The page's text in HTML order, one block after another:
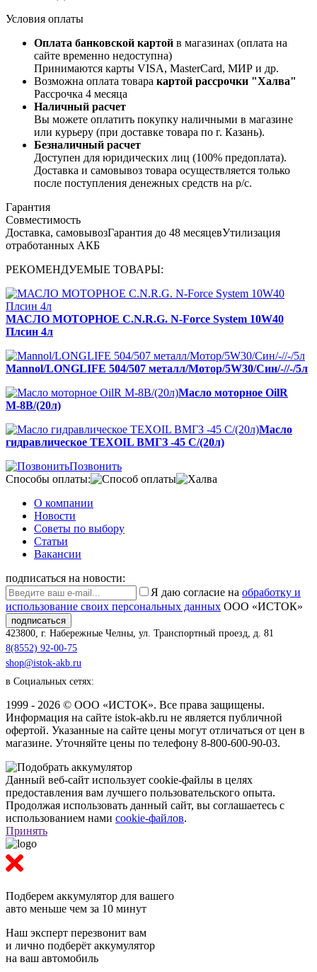
Условия оплаты
Оплата банковской картой в магазинах (оплата на
сайте временно недоступна)
Принимаются карты VISA, MasterCard, МИР и др.
Возможна оплата товара картой рассрочки "Халва"
Рассрочка 4 месяца
Наличный расчет
Вы можете оплатить покупку наличными в магазине
или курьеру (при доставке товара по г. Казань).
Безналичный расчет
Доступен для юридических лиц (100% предоплата).
Доставка и самовывоз товара осуществляется только
после поступления денежных средств на р/c.
Гарантия
Совместимость
Доставка, самовывозГарантия до 48 месяцевУтилизация
отработанных АКБ
РЕКОМЕНДУЕМЫЕ ТОВАРЫ:
МАСЛО МОТОРНОЕ C.N.R.G. N-Force System 10W40
Плсин 4л
Mannol/LONGLIFE 504/507 металл/Мотор/5W30/Син/-//-/5л
Масло моторное OilR
М-8B/(20л)
Масло
гидравлическое TEXOIL ВМГЗ -45 С/(20л)
Позвонить
Способы оплаты:
О компании
Новости
Советы по выбору
Статьи
Вакансии
подписаться на новости:
Я даю согласие на обработку и
использование своих персональных данных ООО «ИСТОК»
подписаться
423800 г. Набережные Челны ул. Транспортный проезд, д. 81
8(8552) 92-00-75
shop@istok-akb.ru
в Социальных сетях:
1999 - 2026 © ООО «ИСТОК». Все права защищены.
Информация на сайте istok-akb.ru не является публичной
офертой. Указанные на сайте цены могут отличаться от цен в
магазине. Уточняйте цены по телефону 8-800-600-90-03.
Данный веб-сайт использует cookie-файлы в целях
предоставления вам лучшего пользовательского опыта.
Продолжая использовать данный сайт, вы соглашаетесь с
использованием нами cookie-файлов.
Принять
Подберем аккумулятор для вашего
авто меньше чем за 10 минут
Наш эксперт перезвонит вам
и лично подберёт аккумулятор
на ваш автомобиль